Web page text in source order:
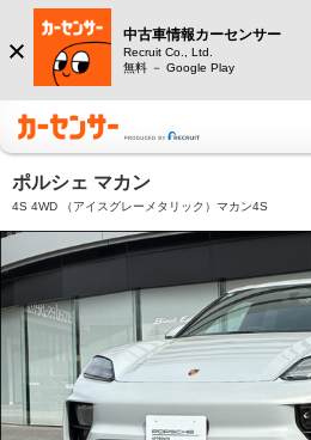
中古車情報カーセンサー
Recruit Co., Ltd.
無料 － Google Play
ポルシェ マカン
4S 4WD （アイスグレーメタリック）マカン4S